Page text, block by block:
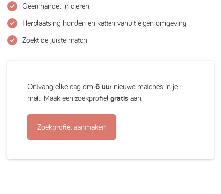
Geen handel in dieren
Herplaatsing honden en katten vanuit eigen omgeving
Zoekt de juiste match
Ontvang elke dag om 6 uur nieuwe matches in je
mail. Maak een zoekprofiel gratis aan.
Zoekprofiel aanmaken